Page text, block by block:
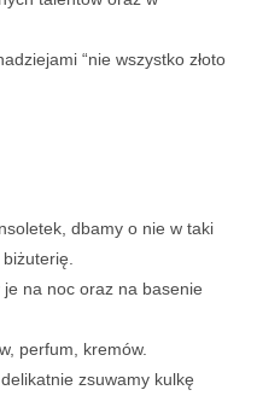
“nie wszystko złoto
dbamy o nie w taki
na noc oraz na basenie
perfum, kremów.
zsuwamy kulkę